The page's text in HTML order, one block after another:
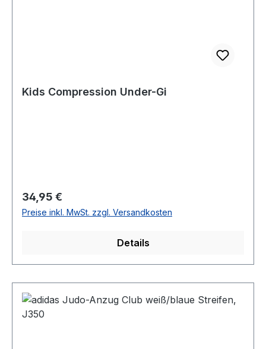
Kids Compression Under-Gi
Regulärer Preis:
34,95 €
Preise inkl. MwSt. zzgl. Versandkosten
Details